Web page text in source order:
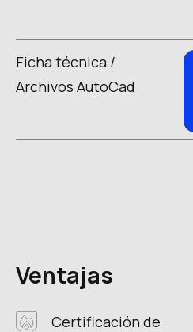
Ficha técnica /
Archivos AutoCad
Ventajas
Certificación de